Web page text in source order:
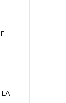
LA